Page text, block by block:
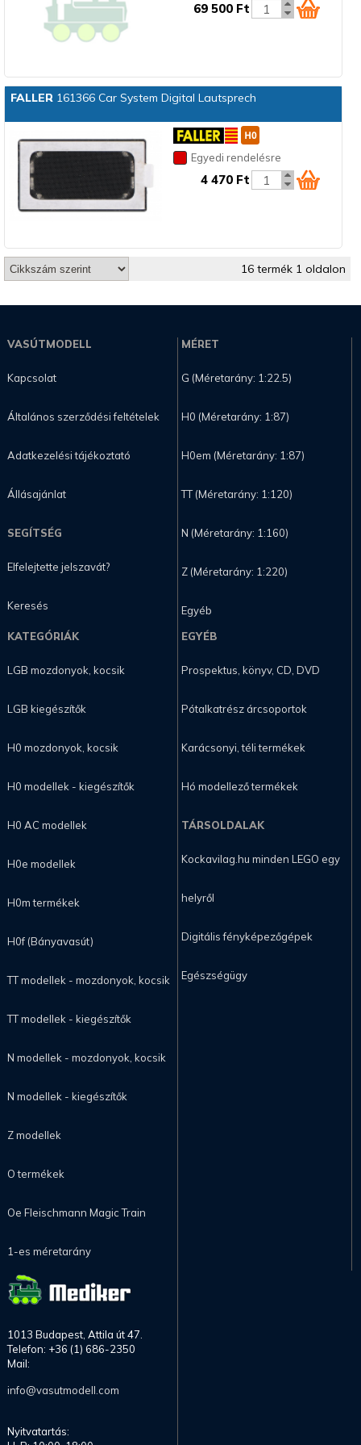
69 500 Ft
FALLER161366 Car System Digital Lautsprech
Egyedi rendelésre
4 470 Ft
16 termék 1 oldalon
VASÚTMODELL
Kapcsolat
Általános szerződési feltételek
Adatkezelési tájékoztató
Állásajánlat
SEGÍTSÉG
Elfelejtette jelszavát?
Keresés
MÉRET
G (Méretarány: 1:22.5)
H0 (Méretarány: 1:87)
H0em (Méretarány: 1:87)
TT (Méretarány: 1:120)
N (Méretarány: 1:160)
Z (Méretarány: 1:220)
Egyéb
KATEGÓRIÁK
LGB mozdonyok, kocsik
LGB kiegészítők
H0 mozdonyok, kocsik
H0 modellek - kiegészítők
H0 AC modellek
H0e modellek
H0m termékek
H0f (Bányavasút)
TT modellek - mozdonyok, kocsik
TT modellek - kiegészítők
N modellek - mozdonyok, kocsik
N modellek - kiegészítők
Z modellek
O termékek
Oe Fleischmann Magic Train
1-es méretarány
EGYÉB
Prospektus, könyv, CD, DVD
Pótalkatrész árcsoportok
Karácsonyi, téli termékek
Hó modellező termékek
TÁRSOLDALAK
Kockavilag.hu minden LEGO egy
helyről
Digitális fényképezőgépek
Egészségügy
1013 Budapest, Attila út 47.
Telefon: +36 (1) 686-2350
Mail:
info@vasutmodell.com
Nyitvatartás: